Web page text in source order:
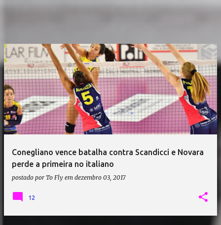
Conegliano vence batalha contra Scandicci e Novara
perde a primeira no italiano
postado por To Fly em dezembro 03, 2017
12